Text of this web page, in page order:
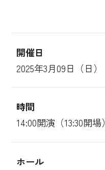
開催日
2025年3月09日（日）
時間
14:00開演（13:30開場）
ホール